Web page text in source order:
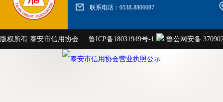
联系电话：0538-8806697
版权所有 泰安市信用协会 鲁ICP备18031949号-1 鲁公网安备